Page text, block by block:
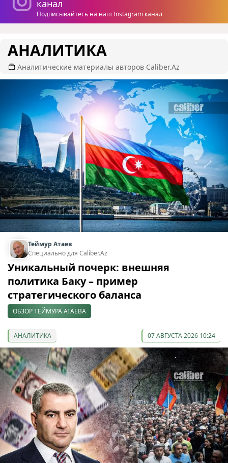
канал
Подписывайтесь на наш Instagram канал
АНАЛИТИКА
Аналитические материалы авторов Caliber.Az
Теймур Атаев
Специально для Caliber.Az
Уникальный почерк: внешняя
политика Баку – пример
стратегического баланса
ОБЗОР ТЕЙМУРА АТАЕВА
АНАЛИТИКА 07 АВГУСТА 2026 10:24